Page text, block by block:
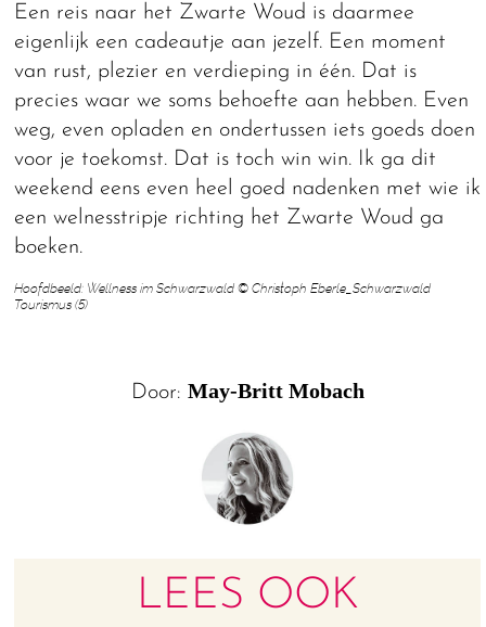
Een reis naar het Zwarte Woud is daarmee
eigenlijk een cadeautje aan jezelf. Een moment
van rust, plezier en verdieping in één. Dat is
precies waar we soms behoefte aan hebben. Even
weg, even opladen en ondertussen iets goeds doen
voor je toekomst. Dat is toch win win. Ik ga dit
weekend eens even heel goed nadenken met wie ik
een welnesstripje richting het Zwarte Woud ga
boeken.
Hoofdbeeld: Wellness im Schwarzwald © Christoph Eberle_Schwarzwald
Tourismus (5)
Door: May-Britt Mobach
LEES OOK